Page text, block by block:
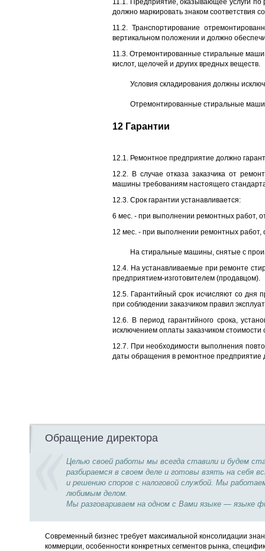
11.1. Предприятие, оказывающее услуги
должно маркировать знаком соответствия
11.2. Транспортирование
вертикальном положении и должно
11.3. Отремонтированные стиральные
кислот, щелочей и других вредных веществ.
Условия складирования должны
Отремонтированные стиральные
12 Гарантии
12.1. Ремонтное предприятие должно
12.2. В случае отказа заказчика от
машины требованиям настоящего
12.3. Срок гарантии устанавливается:
6 мес. - при выполнении ремонтных работ,
12 мес. - при выполнении ремонтных работ,
На стиральные машины, снятые с
12.4. На устанавливаемые при ремонте
предприятием-изготовителем (продавцом).
12.5. Гарантийный срок исчисляют со дня
при соблюдении заказчиком правил
12.6. В период гарантийного срока,
исключением оплаты заказчиком
12.7. При необходимости выполнения
даты обращения в ремонтное предприятие
Обращение директора
Целью своей работы мы всегда ставили и будем
разбираемся в своем деле и готовы взять на себя
и решению споров с налоговой службой. Мы
любимым делом.
Мы разговариваем на одном с Вами языке — языке
Современный бизнес требует максимальной консолидации
коммерции, особенности конкретных сегментов рынка,